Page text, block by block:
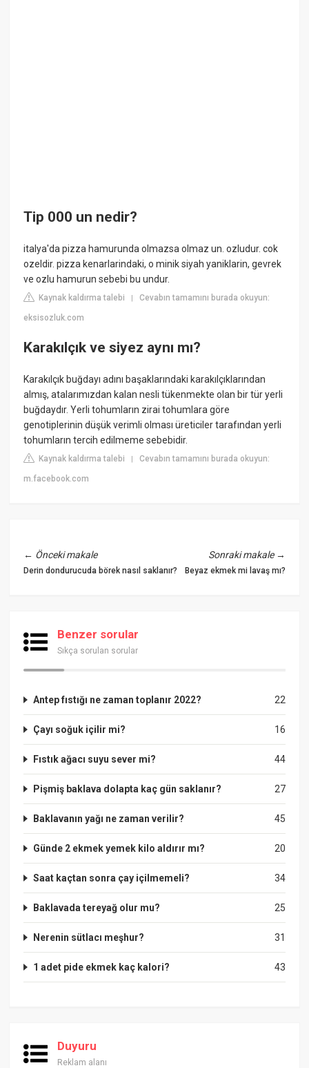
Tip 000 un nedir?
italya'da pizza hamurunda olmazsa olmaz un. ozludur. cok
ozeldir. pizza kenarlarindaki, o minik siyah yaniklarin, gevrek
ve ozlu hamurun sebebi bu undur.
Kaynak kaldırma talebi |Cevabın tamamını burada okuyun:
eksisozluk.com
Karakılçık ve siyez aynı mı?
Karakılçık buğdayı adını başaklarındaki karakılçıklarından
almış, atalarımızdan kalan nesli tükenmekte olan bir tür yerli
buğdaydır. Yerli tohumların zirai tohumlara göre
genotiplerinin düşük verimli olması üreticiler tarafından yerli
tohumların tercih edilmeme sebebidir.
Kaynak kaldırma talebi |Cevabın tamamını burada okuyun:
m.facebook.com
← Önceki makale
Derin dondurucuda börek nasıl saklanır?
Sonraki makale→
Beyaz ekmek mi lavaş mı?
Benzer sorular
Sıkça sorulan sorular
22
Antep fıstığı ne zaman toplanır 2022?
16
Çayı soğuk içilir mi?
44
Fıstık ağacı suyu sever mi?
27
Pişmiş baklava dolapta kaç gün saklanır?
45
Baklavanın yağı ne zaman verilir?
20
Günde 2 ekmek yemek kilo aldırır mı?
34
Saat kaçtan sonra çay içilmemeli?
25
Baklavada tereyağ olur mu?
31
Nerenin sütlacı meşhur?
43
1 adet pide ekmek kaç kalori?
Duyuru
Reklam alanı